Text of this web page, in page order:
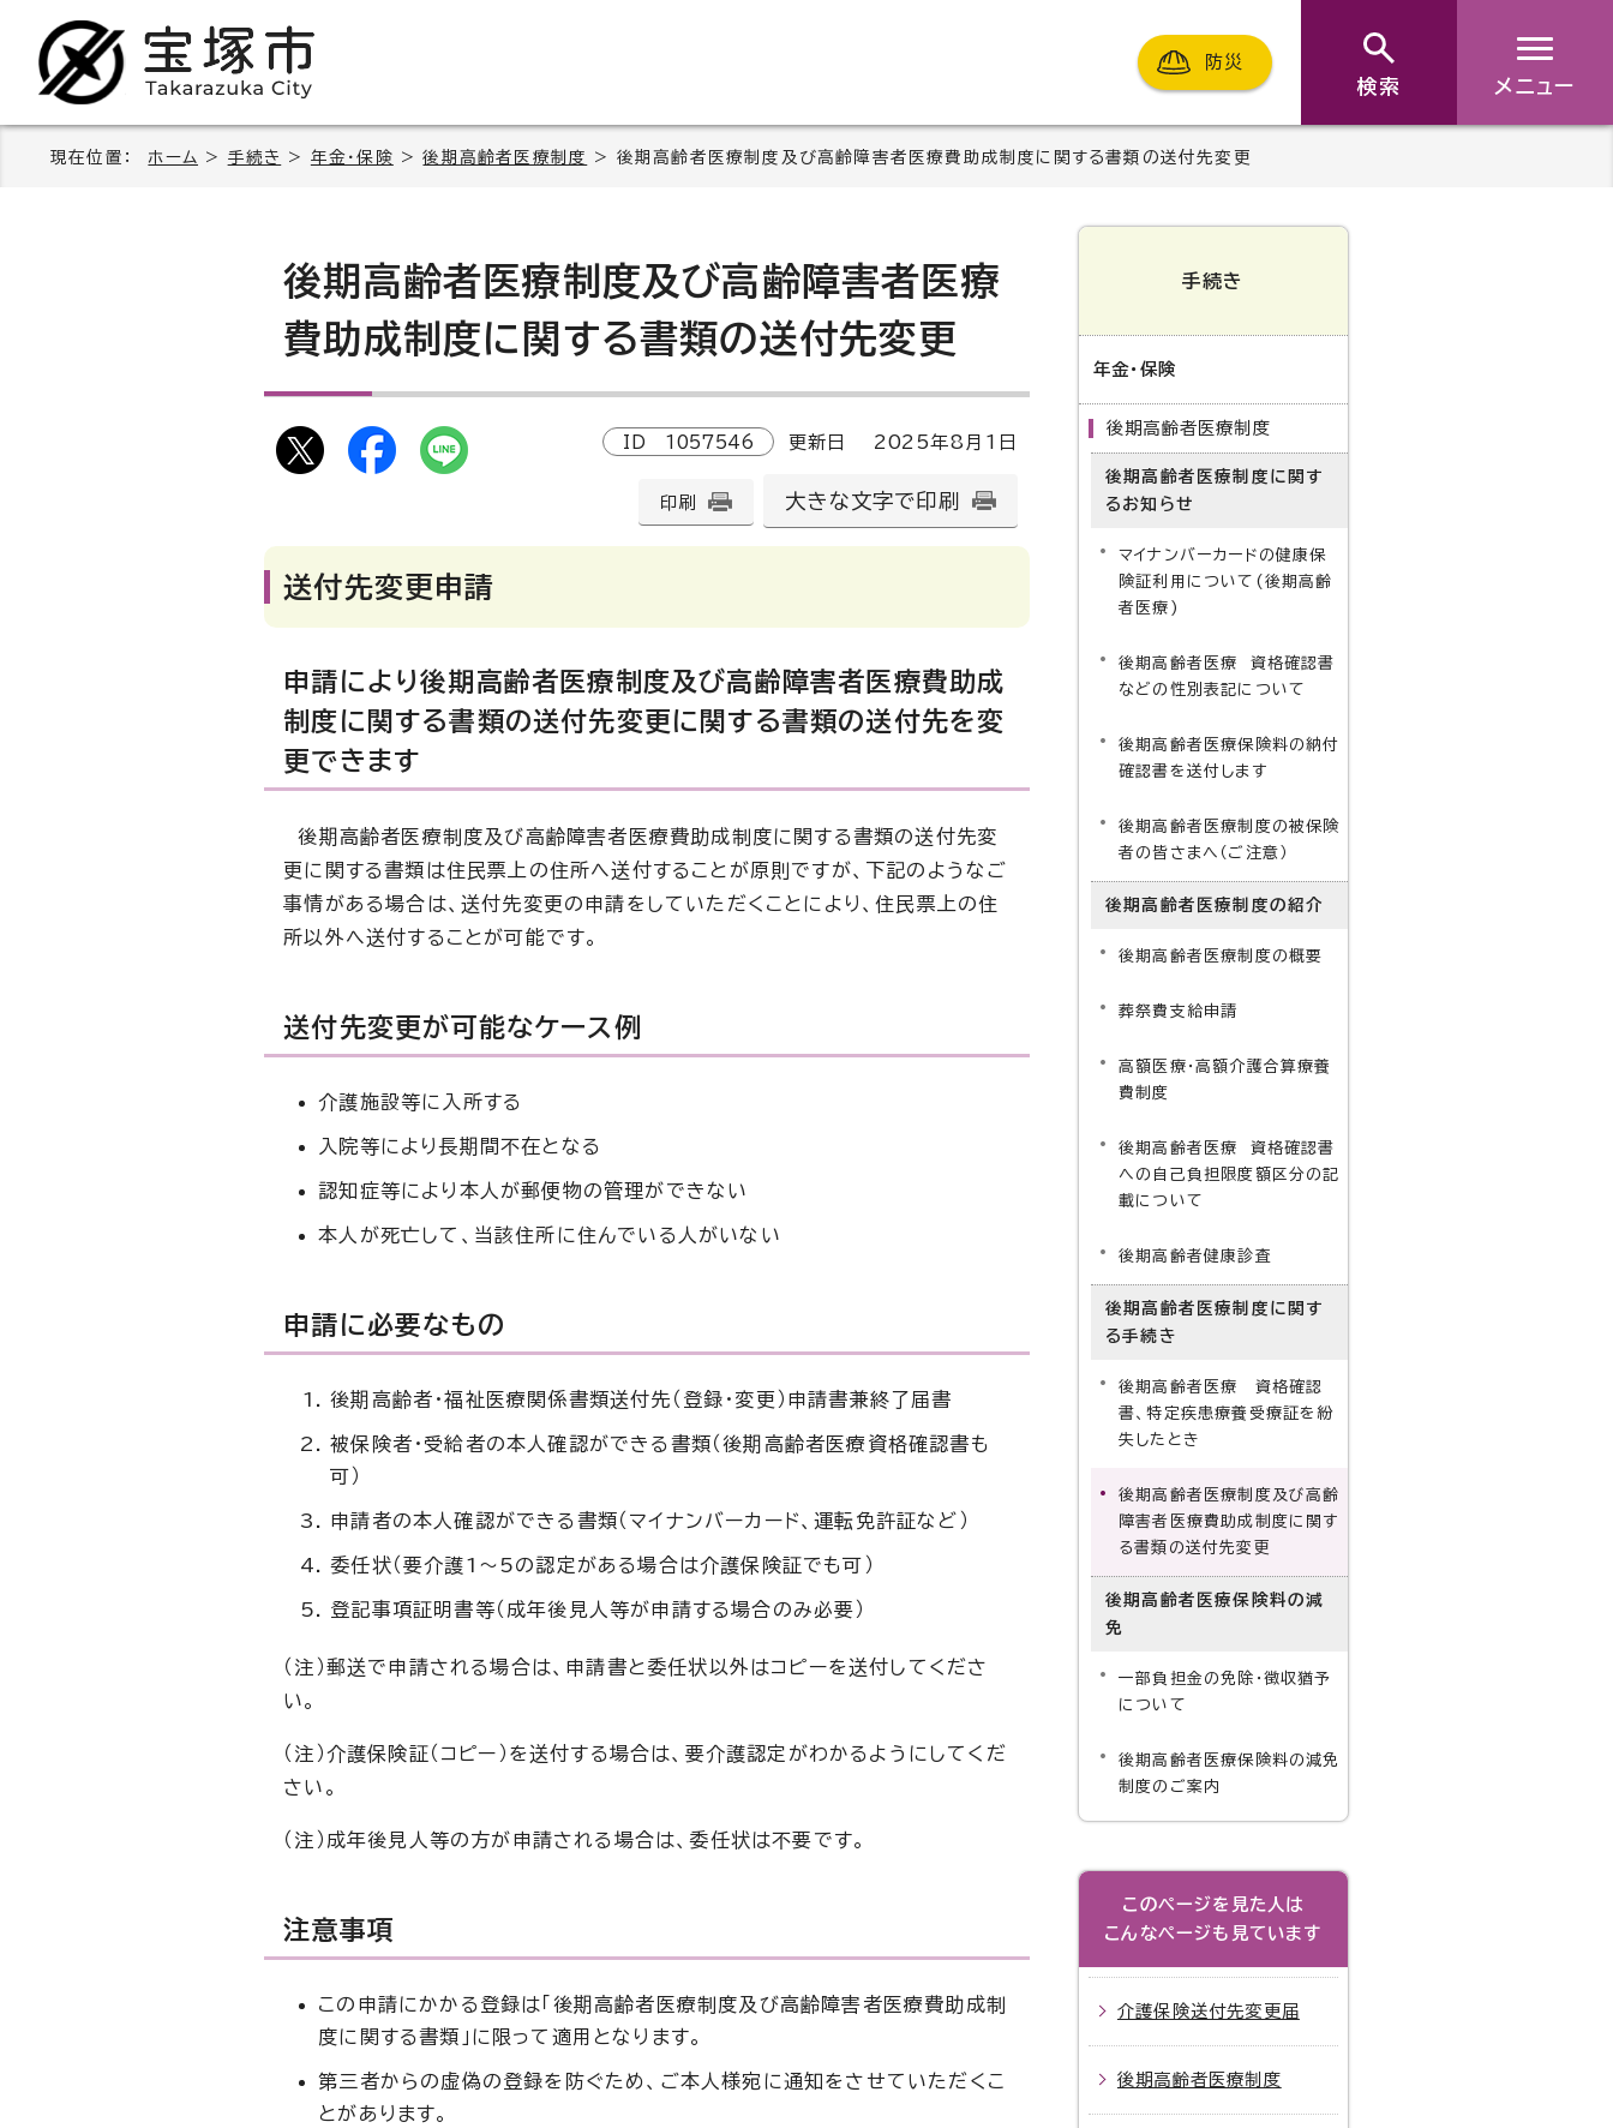
防災
検索 メニュー
現在位置： ホーム > 手続き > 年金・保険 >後期高齢者医療制度 > 後期高齢者医療制度及び高齢障害者医療費助成制度に関する書類の送付先変更
後期高齢者医療制度及び高齢障害者医療
費助成制度に関する書類の送付先変更
ID 1057546 更新日 2025年8月1日
印刷 大きな文字で印刷
送付先変更申請
申請により後期高齢者医療制度及び高齢障害者医療費助成
制度に関する書類の送付先変更に関する書類の送付先を変
更できます
後期高齢者医療制度及び高齢障害者医療費助成制度に関する書類の送付先変
更に関する書類は住民票上の住所へ送付することが原則ですが、下記のようなご
事情がある場合は、送付先変更の申請をしていただくことにより、住民票上の住
所以外へ送付することが可能です。
送付先変更が可能なケース例
介護施設等に入所する
入院等により長期間不在となる
認知症等により本人が郵便物の管理ができない
本人が死亡して、当該住所に住んでいる人がいない
申請に必要なもの
後期高齢者・福祉医療関係書類送付先（登録・変更）申請書兼終了届書
被保険者・受給者の本人確認ができる書類（後期高齢者医療資格確認書も
可）
申請者の本人確認ができる書類（マイナンバーカード、運転免許証など）
委任状（要介護1～5の認定がある場合は介護保険証でも可）
登記事項証明書等（成年後見人等が申請する場合のみ必要）
（注）郵送で申請される場合は、申請書と委任状以外はコピーを送付してくださ
い。
（注）介護保険証（コピー）を送付する場合は、要介護認定がわかるようにしてくだ
さい。
（注）成年後見人等の方が申請される場合は、委任状は不要です。
注意事項
この申請にかかる登録は「後期高齢者医療制度及び高齢障害者医療費助成制
度に関する書類」に限って適用となります。
第三者からの虚偽の登録を防ぐため、ご本人様宛に通知をさせていただくこ
とがあります。
手続き
年金・保険
後期高齢者医療制度
後期高齢者医療制度に関す
るお知らせ
マイナンバーカードの健康保
険証利用について(後期高齢
者医療)
後期高齢者医療 資格確認書
などの性別表記について
後期高齢者医療保険料の納付
確認書を送付します
後期高齢者医療制度の被保険
者の皆さまへ（ご注意）
後期高齢者医療制度の紹介
後期高齢者医療制度の概要
葬祭費支給申請
高額医療・高額介護合算療養
費制度
後期高齢者医療 資格確認書
への自己負担限度額区分の記
載について
後期高齢者健康診査
後期高齢者医療制度に関す
る手続き
後期高齢者医療 資格確認
書、特定疾患療養受療証を紛
失したとき
後期高齢者医療制度及び高齢
障害者医療費助成制度に関す
る書類の送付先変更
後期高齢者医療保険料の減
免
一部負担金の免除・徴収猶予
について
後期高齢者医療保険料の減免
制度のご案内
このページを見た人は
こんなページも見ています
介護保険送付先変更届
後期高齢者医療制度